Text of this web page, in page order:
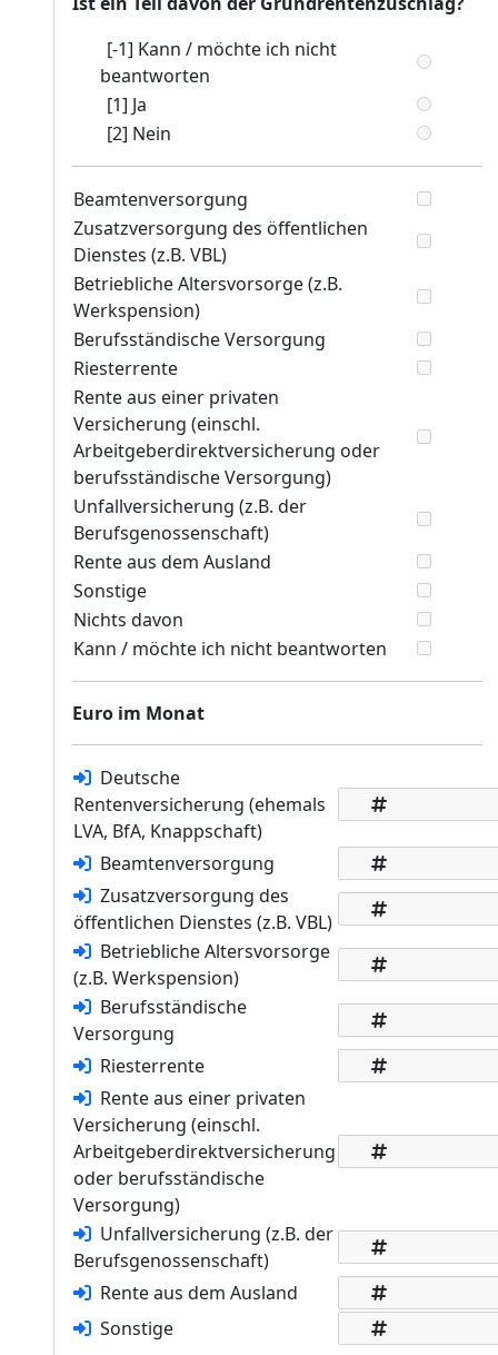
[-1] Kann / möchte ich nicht
beantworten
[1] Ja
[2] Nein
Beamtenversorgung
Zusatzversorgung des öffentlichen
Dienstes (z.B. VBL)
Betriebliche Altersvorsorge (z.B.
Werkspension)
Berufsständische Versorgung
Riesterrente
Rente aus einer privaten
Versicherung (einschl.
Arbeitgeberdirektversicherung oder
berufsständische Versorgung)
Unfallversicherung (z.B. der
Berufsgenossenschaft)
Rente aus dem Ausland
Sonstige
Nichts davon
Kann / möchte ich nicht beantworten
Euro im Monat
Deutsche
Rentenversicherung (ehemals
LVA, BfA, Knappschaft)
Beamtenversorgung
Zusatzversorgung des
öffentlichen Dienstes (z.B. VBL)
Betriebliche Altersvorsorge
(z.B. Werkspension)
Berufsständische
Versorgung
Riesterrente
Rente aus einer privaten
Versicherung (einschl.
Arbeitgeberdirektversicherung
oder berufsständische
Versorgung)
Unfallversicherung (z.B. der
Berufsgenossenschaft)
Rente aus dem Ausland
Sonstige